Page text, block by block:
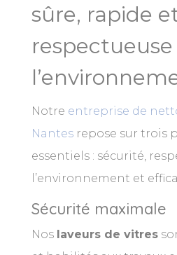
sûre, rapide
respectueuse
Notre entreprise de
Nantesrepose sur trois
essentiels : sécurité,
l’environnement et
Sécurité maximale
Nos laveurs de vitres